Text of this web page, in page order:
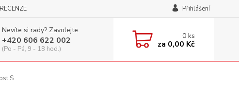
RECENZE Přihlášení
Nevíte si rady? Zavolejte.
+420 606 622 002
(Po - Pá, 9 - 18 hod.)
0ks
za 0,00 Kč
S